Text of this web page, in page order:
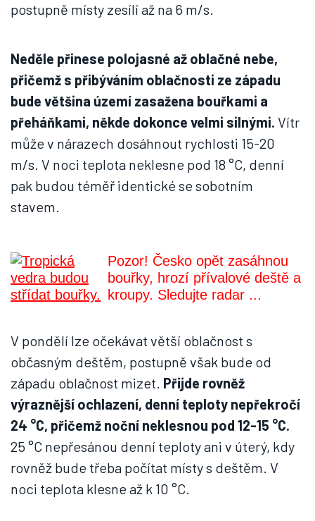
postupně místy zesílí až na 6 m/s.
Neděle přinese polojasné až oblačné nebe,
přičemž s přibýváním oblačnosti ze západu
bude většina území zasažena bouřkami a
přeháňkami, někde dokonce velmi silnými. Vítr
může v nárazech dosáhnout rychlosti 15-20
m/s. V noci teplota neklesne pod 18 °C, denní
pak budou téměř identické se sobotním
stavem.
Pozor! Česko opět zasáhnou
bouřky, hrozí přívalové deště a
kroupy. Sledujte radar ...
V pondělí lze očekávat větší oblačnost s
občasným deštěm, postupně však bude od
západu oblačnost mizet. Přijde rovněž
výraznější ochlazení, denní teploty nepřekročí
24 °C, přičemž noční neklesnou pod 12-15 °C.
25 °C nepřesánou denní teploty ani v úterý, kdy
rovněž bude třeba počítat místy s deštěm. V
noci teplota klesne až k 10 °C.